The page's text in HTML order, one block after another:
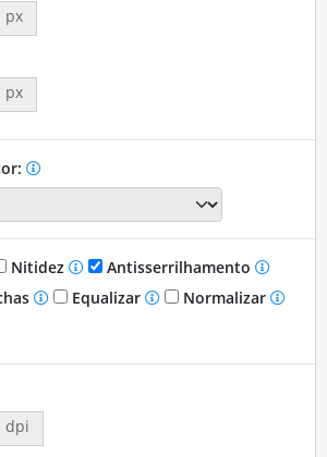
px
px
Nitidez
Antisserrilhamento
Equalizar
Normalizar
dpi